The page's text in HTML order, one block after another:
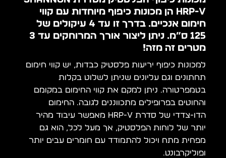
HRP-V הן מכונות כיפוף מיוחדות עם קווי
חימום אנכיים. בדרך זו עד 4 עיקולים של
125 ס”מ. ניתן ליצור אורך המרוחקים עד 3
מטרים זה מזה!
למכונות כיפוף יריעות פלסטיק כבדות, יש קווי חימום
תחתונים וגם עליונים שניתן לשלוט בקלות
בטמפרטורה. ניתן למקם את קווי החימום במקומם
והחוטים בפרופילים מתכווננים לגובה. החימום
הדו-צדדי של סדרת HRP-V מאפשר עיבוד מהיר
יותר של לוחות הפלסטיק, אך מעל לכל, הוא גם
מפחית מתח ויכול להתמודד עם חומרים עבים יותר
ופוליקרבונט.